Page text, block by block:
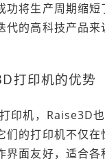
功将生产周期缩短
代的高科技产品来
打印机的优势
印机，Raise3D
们的打印机不仅在
界面友好，适合各